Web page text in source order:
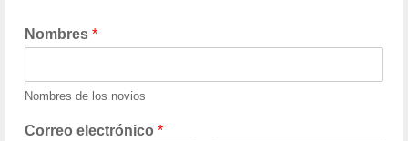
Nombres *
Nombres de los novios
Correo electrónico *